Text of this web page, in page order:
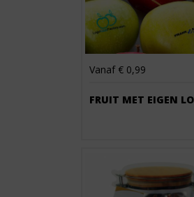
Vanaf € 0,99
FRUIT MET EIGEN